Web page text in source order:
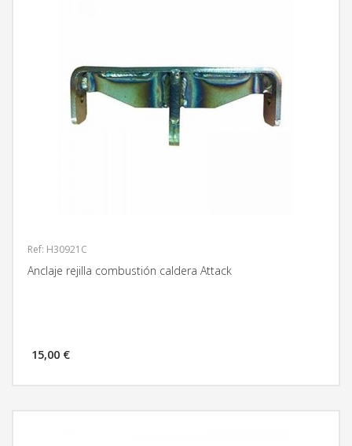
Ref: H30921C
Anclaje rejilla combustión caldera Attack
15,00 €